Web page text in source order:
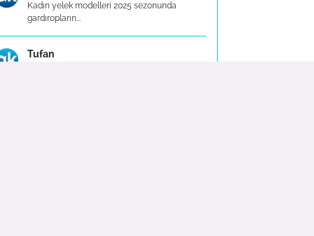
Kadın yelek modelleri 2025 sezonunda
gardıropların...
Tufan